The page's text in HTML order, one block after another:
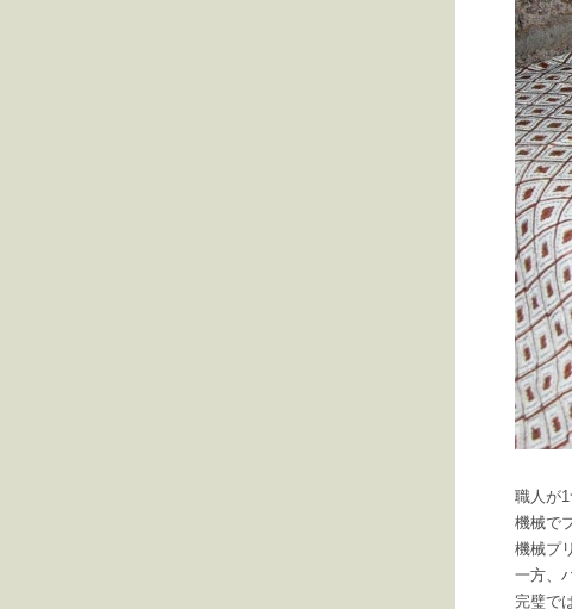
職人が
機械で
機械プ
一方、
完璧で